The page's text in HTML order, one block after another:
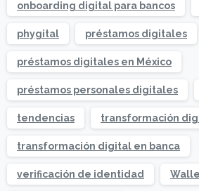
onboarding digital para bancos
phygital préstamos digitales
préstamos digitales en México
préstamos personales digitales
tendencias transformación
transformación digital en banca
verificación de identidad